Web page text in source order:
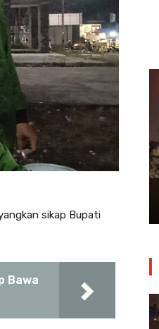
sikap Bupati
Bawa
Melanda
Swalayan Tokma